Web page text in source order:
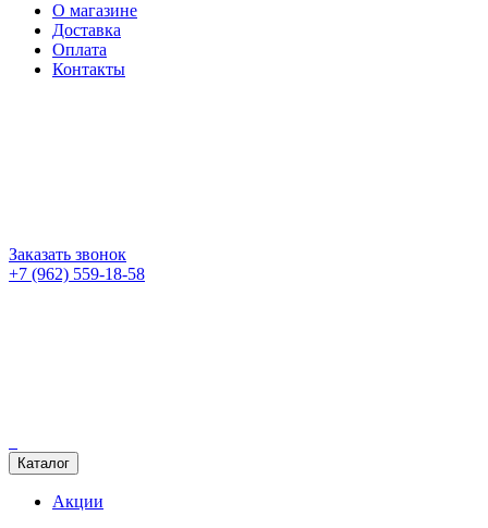
О магазине
Доставка
Оплата
Контакты
Заказать звонок
+7 (962) 559-18-58
Каталог
Акции